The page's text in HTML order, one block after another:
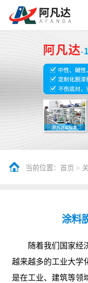
当前位置： 首页 >
涂料
随着我们国家经
越来越多的工业大学
是在工业、建筑等领